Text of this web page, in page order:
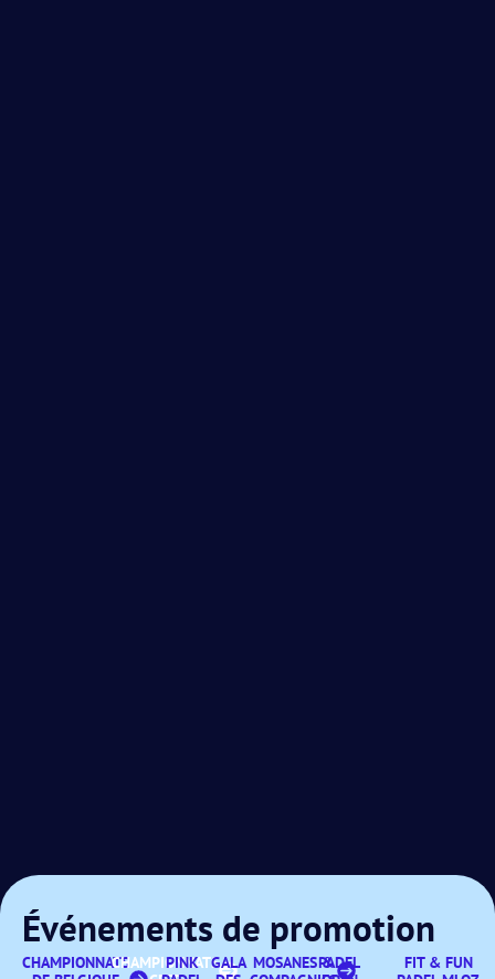
Événements de promotion
CHAMPIONNATSCHAMPIONNATS
PINK GALA MOSANES &PADEL
FIT & FUN